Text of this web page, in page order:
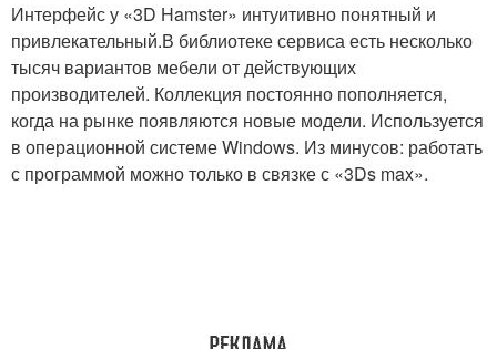
Интерфейс у «3D Hamster» интуитивно понятный и
привлекательный.В библиотеке сервиса есть несколько
тысяч вариантов мебели от действующих
производителей. Коллекция постоянно пополняется,
когда на рынке появляются новые модели. Используется
в операционной системе Windows. Из минусов: работать
с программой можно только в связке с «3Ds max».